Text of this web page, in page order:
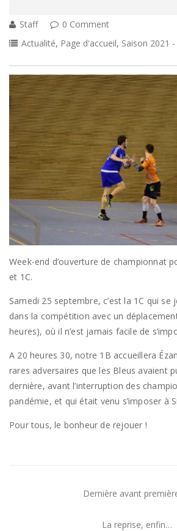
Staff
0 Comment
Actualité, Page d'accueil, Saison 2021
Week-end d’ouverture de championnat
et 1C.
Samedi 25 septembre, c’est la 1C qui
dans la compétition avec un
heures), où il n’est jamais facile de
A 20 heures 30, notre 1B accueillera
rares adversaires que les Bleus avaient
dernière, avant l’interruption des
pandémie, et qui était venu s’imposer à
Pour tous, le bonheur de rejouer !
Dernière avant
La reprise, enfin…